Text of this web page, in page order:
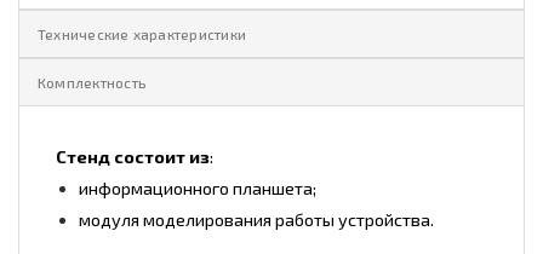
Технические характеристики
Комплектность
Стенд состоит из:
информационного планшета;
модуля моделирования работы устройства.